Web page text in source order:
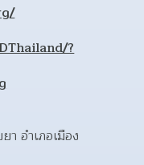
?
อำเภอเมือง